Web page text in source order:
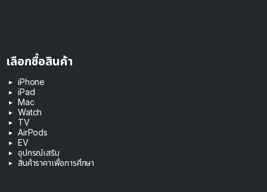
เลือกซื้อสินค้า
iPhone
iPad
Mac
Watch
TV
AirPods
EV
อุปกรณ์เสริม
สินค้าราคาเพื่อการศึกษา